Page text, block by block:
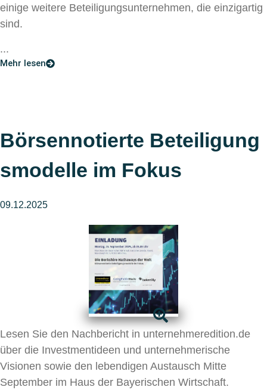
einige weitere Beteiligungsunternehmen, die einzigartig
sind.
...
Mehr lesen
Börsennotierte Beteiligung
smodelle im Fokus
09.12.2025
Lesen Sie den Nachbericht in unternehmeredition.de
über die Investmentideen und unternehmerische
Visionen sowie den lebendigen Austausch Mitte
September im Haus der Bayerischen Wirtschaft.